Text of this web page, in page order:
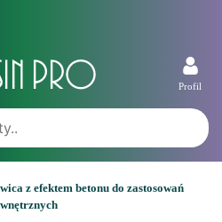
Profil
z efektem betonu do zastosowań